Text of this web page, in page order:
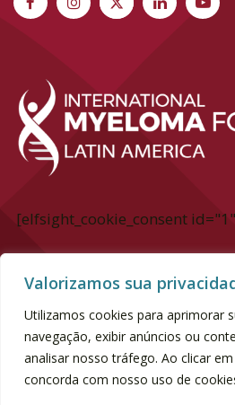
Valorizamos sua
Utilizamos cookies para aprimorar
navegação, exibir anúncios ou
analisar nosso tráfego. Ao clicar
concorda com nosso uso de
[elfsight_cookie_consent
International Myeloma
Av. Dr. chucri Zaidan, 940 - 6°
Market Place Tower II | Vila
SP | CEP 04583-110